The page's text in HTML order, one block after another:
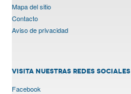
Mapa del sitio
Contacto
Aviso de privacidad
VISITA NUESTRAS REDES SOCIALES
Facebook